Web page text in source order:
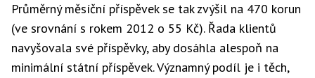
Průměrný měsíční příspěvek se tak zvýšil na 470 korun
(ve srovnání s rokem 2012 o 55 Kč). Řada klientů
navyšovala své příspěvky, aby dosáhla alespoň na
minimální státní příspěvek. Významný podíl je i těch,